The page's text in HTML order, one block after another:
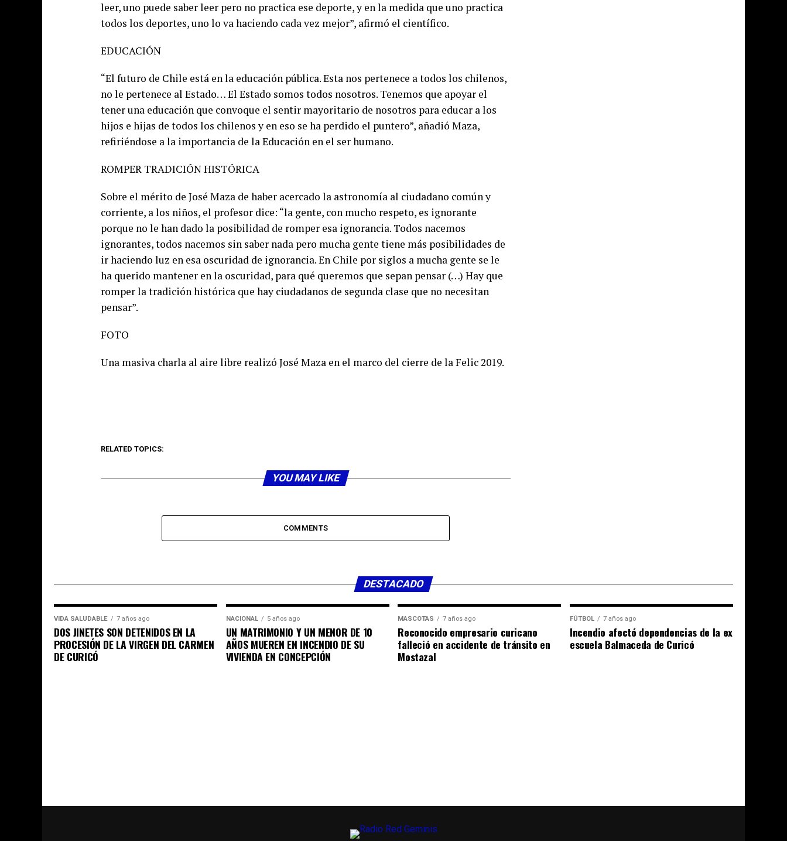
leer, uno puede saber leer pero no practica ese deporte, y en la medida que uno practica
todos los deportes, uno lo va haciendo cada vez mejor”, afirmó el científico.
EDUCACIÓN
“El futuro de Chile está en la educación pública. Esta nos pertenece a todos los chilenos,
no le pertenece al Estado… El Estado somos todos nosotros. Tenemos que apoyar el
tener una educación que convoque el sentir mayoritario de nosotros para educar a los
hijos e hijas de todos los chilenos y en eso se ha perdido el puntero”, añadió Maza,
refiriéndose a la importancia de la Educación en el ser humano.
ROMPER TRADICIÓN HISTÓRICA
Sobre el mérito de José Maza de haber acercado la astronomía al ciudadano común y
corriente, a los niños, el profesor dice: “la gente, con mucho respeto, es ignorante
porque no le han dado la posibilidad de romper esa ignorancia. Todos nacemos
ignorantes, todos nacemos sin saber nada pero mucha gente tiene más posibilidades de
ir haciendo luz en esa oscuridad de ignorancia. En Chile por siglos a mucha gente se le
ha querido mantener en la oscuridad, para qué queremos que sepan pensar (…) Hay que
romper la tradición histórica que hay ciudadanos de segunda clase que no necesitan
pensar”.
FOTO
Una masiva charla al aire libre realizó José Maza en el marco del cierre de la Felic 2019.
RELATED TOPICS:
YOU MAY LIKE
COMMENTS
DESTACADO
VIDA SALUDABLE 7 años ago
DOS JINETES SON DETENIDOS EN LA
PROCESIÓN DE LA VIRGEN DEL CARMEN
DE CURICÓ
NACIONAL 5 años ago
UN MATRIMONIO Y UN MENOR DE 10
AÑOS MUEREN EN INCENDIO DE SU
VIVIENDA EN CONCEPCIÓN
MASCOTAS 7 años ago
Reconocido empresario curicano
falleció en accidente de tránsito en
Mostazal
FÚTBOL 7 años ago
Incendio afectó dependencias de la ex
escuela Balmaceda de Curicó